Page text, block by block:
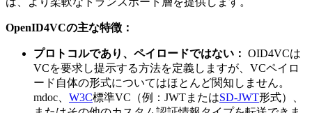
OpenID4VCの主な特徴：
プロトコルであり、ペイロードではない： OID4VCは
VCを要求し提示する方法を定義しますが、VCペイロ
ード自体の形式についてはほとんど関知しません。
mdoc、 W3C標準VC（例：JWTまたはSD-JWT形式）、